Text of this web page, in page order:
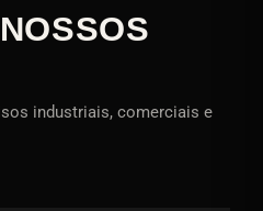
industriais, comerciais e